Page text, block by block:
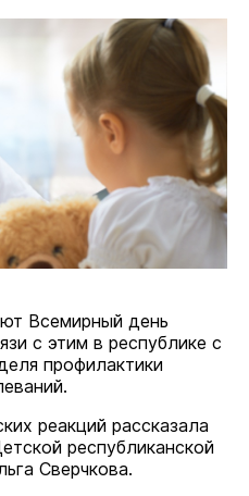
Всемирный день
с этим в республике с
профилактики
реакций рассказала
республиканской
Сверчкова.